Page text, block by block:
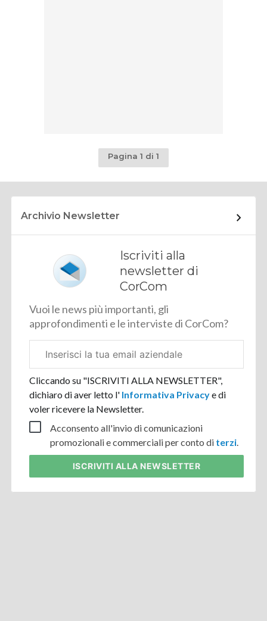
Pagina 1 di 1
Archivio Newsletter
Iscriviti alla
newsletter di
CorCom
Vuoi le news più importanti, gli
approfondimenti e le interviste di CorCom?
aziendale
Cliccando su "ISCRIVITI ALLA NEWSLETTER",
dichiaro di aver letto l' Informativa Privacye di
voler ricevere la Newsletter.
Acconsento all'invio di comunicazioni
promozionali e commerciali per conto di terzi.
ISCRIVITI ALLA NEWSLETTER